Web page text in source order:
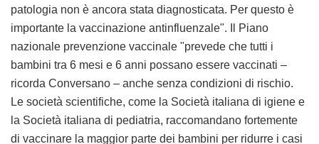
patologia non è ancora stata diagnosticata. Per questo è
importante la vaccinazione antinfluenzale". Il Piano
nazionale prevenzione vaccinale "prevede che tutti i
bambini tra 6 mesi e 6 anni possano essere vaccinati –
ricorda Conversano – anche senza condizioni di rischio.
Le società scientifiche, come la Società italiana di igiene e
la Società italiana di pediatria, raccomandano fortemente
di vaccinare la maggior parte dei bambini per ridurre i casi